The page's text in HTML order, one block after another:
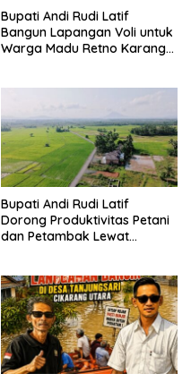
Bupati Andi Rudi Latif
Bangun Lapangan Voli untuk
Warga Madu Retno Karang
Bupati Andi Rudi Latif
Dorong Produktivitas Petani
dan Petambak Lewat